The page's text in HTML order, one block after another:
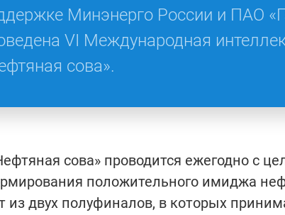
Минэнерго России и ПАО
VI Международная
сова».
сова» проводится ежегодно с
положительного имиджа
из двух полуфиналов, в которых